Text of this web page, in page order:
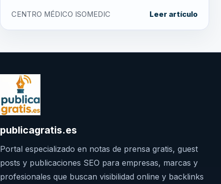
CENTRO MÉDICO ISOMEDIC Leer artículo
publicagratis.es
Portal especializado en notas de prensa gratis, guest
posts y publicaciones SEO para empresas, marcas y
profesionales que buscan visibilidad online y backlinks